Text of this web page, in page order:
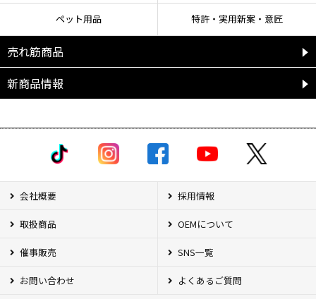
ペット用品 特許・実用新案・意匠
売れ筋商品
新商品情報
会社概要 採用情報
取扱商品 OEMについて
催事販売 SNS一覧
お問い合わせ よくあるご質問